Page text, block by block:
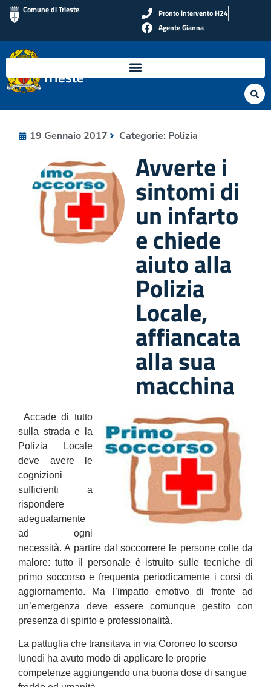
Comune di Trieste
Pronto intervento H24
Agente Gianna
Polizia Locale di
Trieste
19 Gennaio 2017 Categorie: Polizia
Avverte i
sintomi di
un infarto
e chiede
aiuto alla
Polizia
Locale,
affiancata
alla sua
macchina
Accade di tutto
sulla strada e la
Polizia Locale
deve avere le
cognizioni
sufficienti a
rispondere
adeguatamente
ad ogni
necessità. A partire dal soccorrere le persone colte da
malore: tutto il personale è istruito sulle tecniche di
primo soccorso e frequenta periodicamente i corsi di
aggiornamento. Ma l’impatto emotivo di fronte ad
un’emergenza deve essere comunque gestito con
presenza di spirito e professionalità.
La pattuglia che transitava in via Coroneo lo scorso
lunedì ha avuto modo di applicare le proprie
competenze aggiungendo una buona dose di sangue